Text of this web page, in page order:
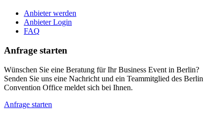
Anbieter werden
Anbieter Login
FAQ
Anfrage starten
Wünschen Sie eine Beratung für Ihr Business Event in Berlin?
Senden Sie uns eine Nachricht und ein Teammitglied des Berlin
Convention Office meldet sich bei Ihnen.
Anfrage starten